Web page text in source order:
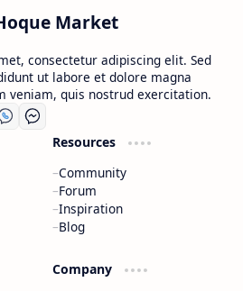
Market
consectetur adipiscing elit. Sed
ut labore et dolore magna
veniam, quis nostrud exercitation.
Resources
Community
Forum
Inspiration
Blog
Company